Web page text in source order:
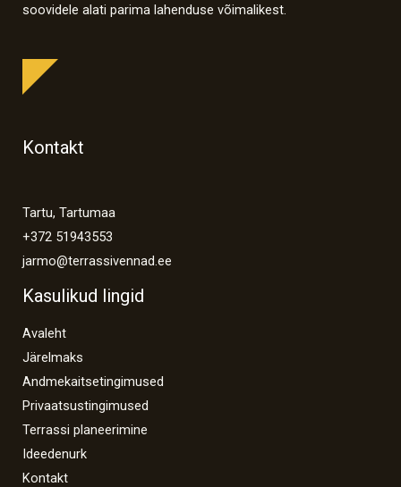
soovidele alati parima lahenduse võimalikest.
Kontakt
Tartu, Tartumaa
+372 51943553
jarmo@terrassivennad.ee
Kasulikud lingid
Avaleht
Järelmaks
Andmekaitsetingimused
Privaatsustingimused
Terrassi planeerimine
Ideedenurk
Kontakt